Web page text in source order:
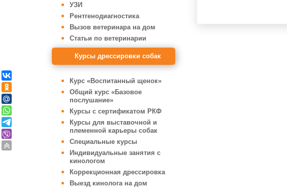
УЗИ
Рентгенодиагностика
Вызов ветеринара на дом
Статьи по ветеринарии
Курсы дрессировки собак
Курс «Воспитанный щенок»
Общий курс «Базовое
послушание»
Курсы с сертификатом РКФ
Курсы для выставочной и
племенной карьеры собак
Специальные курсы
Индивидуальные занятия с
кинологом
Коррекционная дрессировка
Выезд кинолога на дом